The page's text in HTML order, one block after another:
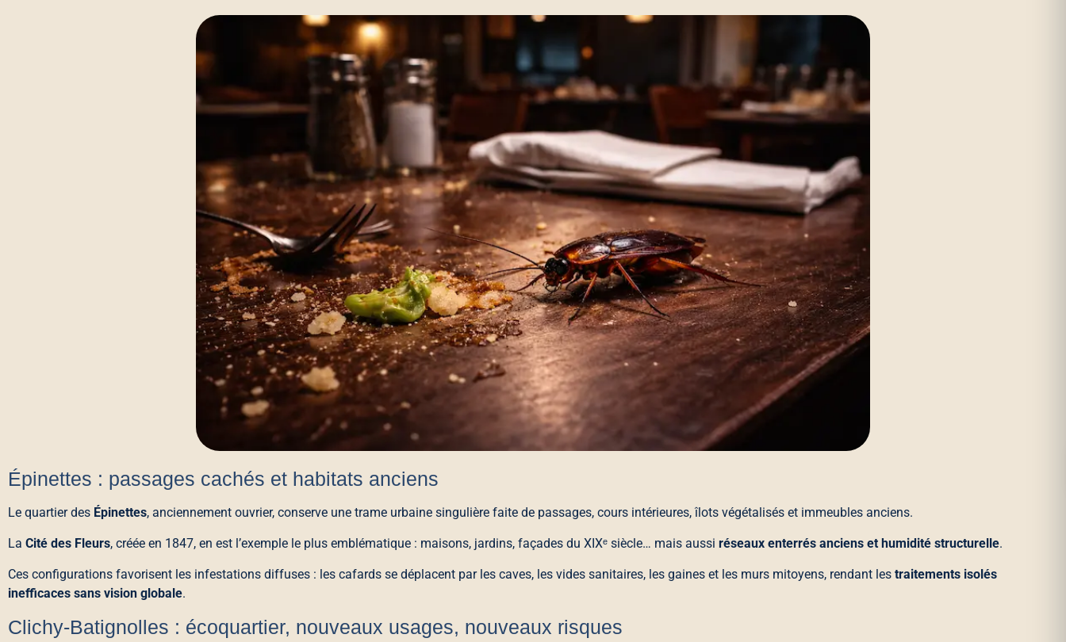
Épinettes : passages cachés et habitats anciens
Le quartier des Épinettes, anciennement ouvrier, conserve une trame urbaine singulière faite de passages, cours intérieures, îlots végétalisés et immeubles anciens.
La Cité des Fleurs, créée en 1847, en est l’exemple le plus emblématique : maisons, jardins, façades du XIXᵉ siècle… mais aussi réseaux enterrés anciens et humidité structurelle.
Ces configurations favorisent les infestations diffuses : les cafards se déplacent par les caves, les vides sanitaires, les gaines et les murs mitoyens, rendant les traitements isolés
inefficaces sans vision globale.
Clichy-Batignolles : écoquartier, nouveaux usages, nouveaux risques